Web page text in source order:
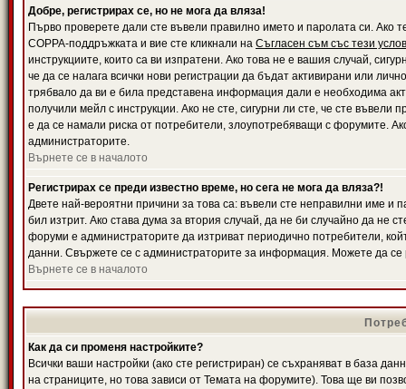
Добре, регистрирах се, но не мога да вляза!
Първо проверете дали сте въвели правилно името и паролата си. Ако
COPPA-поддръжката и вие сте кликнали на Съгласен съм със тези
инструкциите, които са ви изпратени. Ако това не е вашия случай,
че да се налага всички нови регистрации да бъдат активирани или
трябвало да ви е била представена информация дали е необходима
получили мейл с инструкции. Ако не сте, сигурни ли сте, че сте
е да се намали риска от потребители, злоупотребяващи с форумите.
администраторите.
Върнете се в началото
Регистрирах се преди известно време, но сега не мога да вляза?!
Двете най-вероятни причини за това са: въвели сте неправилни име и
бил изтрит. Ако става дума за втория случай, да не би случайно да
форуми е администраторите да изтриват периодично потребители,
данни. Свържете се с администраторите за информация. Можете да се
Върнете се в началото
Как да си променя настройките?
Всички ваши настройки (ако сте регистриран) се съхраняват в база
на страниците, но това зависи от Темата на форумите). Това ще ви